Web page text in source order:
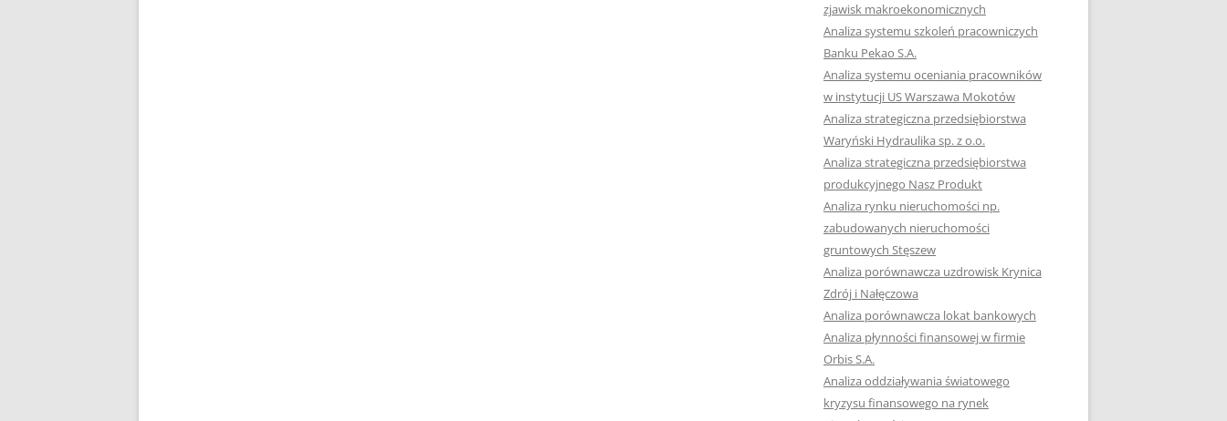
zjawisk makroekonomicznych
Analiza systemu szkoleń pracowniczych
Banku Pekao S.A.
Analiza systemu oceniania pracowników
w instytucji US Warszawa Mokotów
Analiza strategiczna przedsiębiorstwa
Waryński Hydraulika sp. z o.o.
Analiza strategiczna przedsiębiorstwa
produkcyjnego Nasz Produkt
Analiza rynku nieruchomości np.
zabudowanych nieruchomości
gruntowych Stęszew
Analiza porównawcza uzdrowisk Krynica
Zdrój i Nałęczowa
Analiza porównawcza lokat bankowych
Analiza płynności finansowej w firmie
Orbis S.A.
Analiza oddziaływania światowego
kryzysu finansowego na rynek